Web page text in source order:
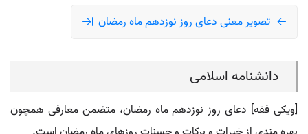
تصویر معنی دعای روز نوزدهم ماه رمضان
دانشنامه اسلامی
[ویکی فقه] دعای روز نوزدهم ماه رمضان، متضمن معارفی همچون